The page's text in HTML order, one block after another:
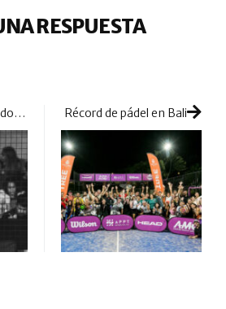
RESPUESTA
El físico de los jugadores dice basta Récord de pádel en Bali